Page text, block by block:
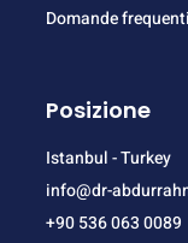
Domande frequenti
Posizione
Istanbul - Turkey
info@dr-
+90 536 063 0089